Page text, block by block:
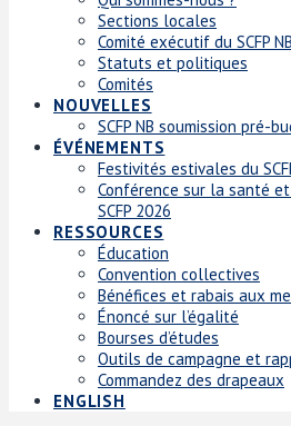
Sections locales
Comité exécutif du SCFP NB
Statuts et politiques
Comités
NOUVELLES
SCFP NB soumission pré-
ÉVÉNEMENTS
Festivités estivales du
Conférence sur la santé
SCFP 2026
RESSOURCES
Éducation
Convention collectives
Bénéfices et rabais aux
Énoncé sur l’égalité
Bourses d’études
Outils de campagne et
Commandez des drapeaux
ENGLISH